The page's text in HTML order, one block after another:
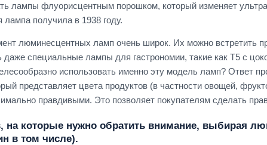
лампы флуорисцентным порошком, который изменяет
получила в 1938 году.
люминесцентных ламп очень широк. Их можно встретить
даже специальные лампы для гастрономии, такие как T5 с
использовать именно эту модель ламп? Ответ
представляет цвета продуктов (в частности овощей,
правдивыми. Это позволяет покупателям сделать
на которые нужно обратить внимание, выбирая
в том числе).